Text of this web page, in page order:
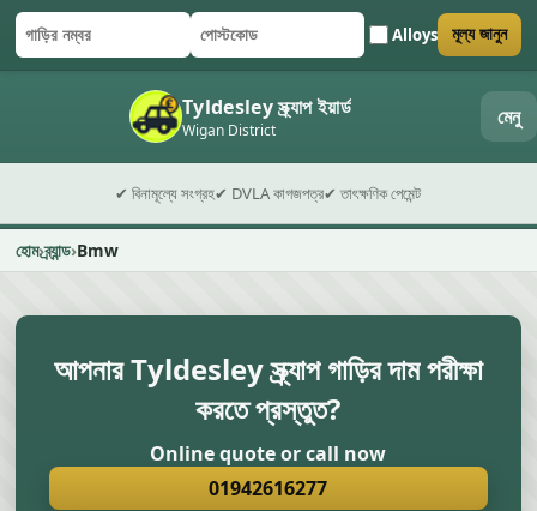
গাড়ির নম্বর
পোস্টকোড Alloys
ফর্ম জমা দিন মূল্য জানুন
Tyldesley স্ক্র্যাপ ইয়ার্ড
Wigan District মেনু
✔ বিনামূল্যে সংগ্রহ✔ DVLA কাগজপত্র✔ তাৎক্ষণিক পেমেন্ট
হোম ব্র্যান্ড Bmw
আপনার Tyldesley স্ক্র্যাপ গাড়ির দাম পরীক্ষা
করতে প্রস্তুত?
Online quote or call now
01942616277